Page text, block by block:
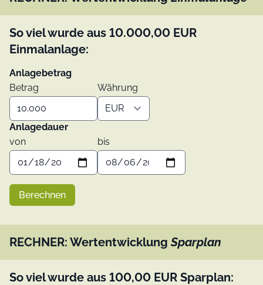
So viel wurde aus 10.000,00 EUR
Einmalanlage:
Anlagebetrag
Betrag
Währung
Anlagedauer
von
bis
Berechnen
RECHNER: WertentwicklungSparplan
So viel wurde aus 100,00 EUR Sparplan: